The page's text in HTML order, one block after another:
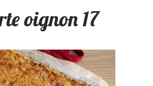
oignon 17